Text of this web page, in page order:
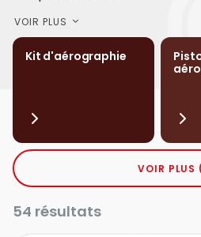
VOIR PLUS
Kit d'aérographie
VOIR PLUS
54 résultats